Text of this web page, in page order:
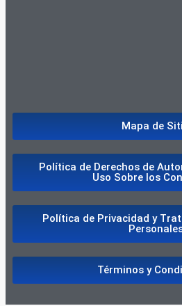
Mapa de
Política de Derechos de
Uso Sobre los
Política de Privacidad y
Términos y